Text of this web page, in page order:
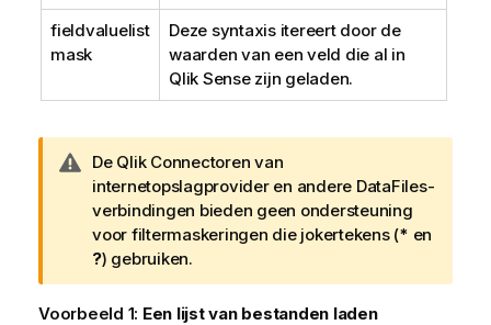
i
e
fieldvaluelist
mask
Deze syntaxis itereert door de
waarden van een veld die al in
Qlik Sensezijn geladen.
W
a
a
r
s
c
h
De Qlik Connectoren van
internetopslagprovideren andere DataFiles-
verbindingen bieden geen ondersteuning
voor filtermaskeringen die jokertekens (* en
?) gebruiken.
Voorbeeld 1: Een lijst van bestanden laden